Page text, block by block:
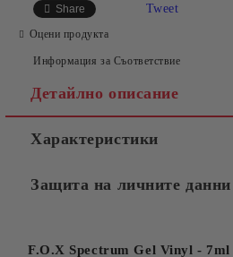
Съгласен съм с
Ние ще се свържем с вас в рамките
Share Tweet
Оцени продукта
Информация за Съответствие
Детайлно описание
Характеристики
Защита на личните данни
F.O.X Spectrum Gel Vinyl - 7ml